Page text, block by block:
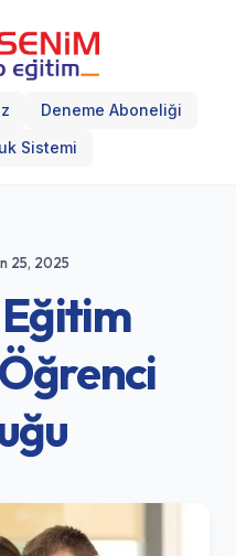
Deneme Aboneliği
Sistemi
25, 2025